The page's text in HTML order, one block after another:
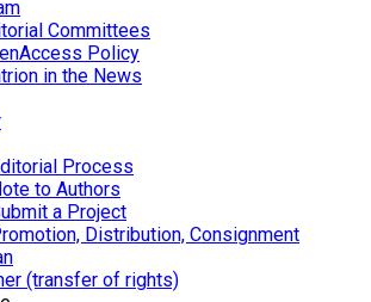
Committees
Policy
in the News
Process
to Authors
a Project
Distribution, Consignment
(transfer of rights)